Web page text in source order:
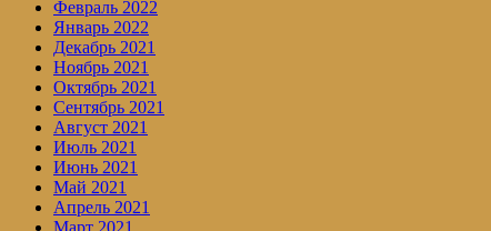
Февраль 2022
Январь 2022
Декабрь 2021
Ноябрь 2021
Октябрь 2021
Сентябрь 2021
Август 2021
Июль 2021
Июнь 2021
Май 2021
Апрель 2021
Март 2021